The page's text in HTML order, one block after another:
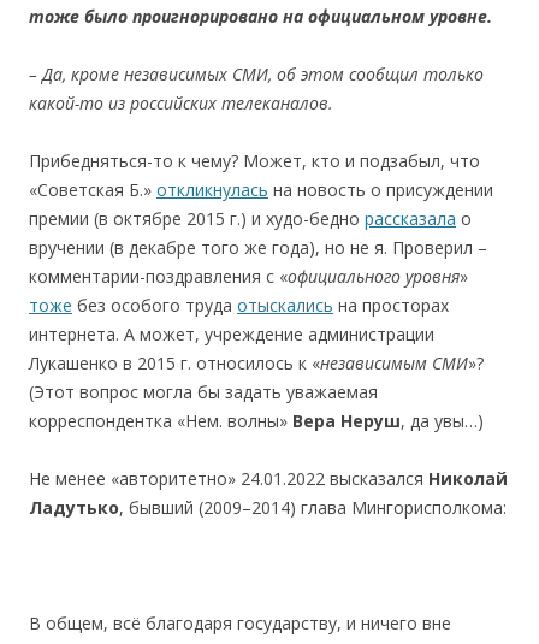
тоже было проигнорировано на официальном уровне.
– Да, кроме независимых СМИ, об этом сообщил только
какой-то из российских телеканалов.
Прибедняться-то к чему? Может, кто и подзабыл, что
«Советская Б.» откликнулась на новость о присуждении
премии (в октябре 2015 г.) и худо-бедно рассказала о
вручении (в декабре того же года), но не я. Проверил –
комментарии-поздравления с «официального уровня»
тоже без особого труда отыскались на просторах
интернета. А может, учреждение администрации
Лукашенко в 2015 г. относилось к «независимым СМИ»?
(Этот вопрос могла бы задать уважаемая
корреспондентка «Нем. волны» Вера Неруш, да увы…)
Не менее «авторитетно» 24.01.2022 высказался Николай
Ладутько, бывший (2009–2014) глава Мингорисполкома:
В общем, всё благодаря государству, и ничего вне